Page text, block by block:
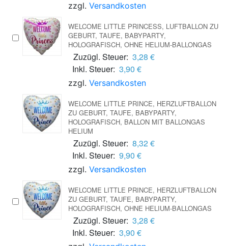
zzgl. Versandkosten
WELCOME LITTLE PRINCESS, LUFTBALLON ZU
GEBURT, TAUFE, BABYPARTY,
HOLOGRAFISCH, OHNE HELIUM-BALLONGAS
Zuzügl. Steuer: 3,28 €
Inkl. Steuer: 3,90 €
zzgl. Versandkosten
WELCOME LITTLE PRINCE, HERZLUFTBALLON
ZU GEBURT, TAUFE, BABYPARTY,
HOLOGRAFISCH, BALLON MIT BALLONGAS
HELIUM
Zuzügl. Steuer: 8,32 €
Inkl. Steuer: 9,90 €
zzgl. Versandkosten
WELCOME LITTLE PRINCE, HERZLUFTBALLON
ZU GEBURT, TAUFE, BABYPARTY,
HOLOGRAFISCH, OHNE HELIUM-BALLONGAS
Zuzügl. Steuer: 3,28 €
Inkl. Steuer: 3,90 €